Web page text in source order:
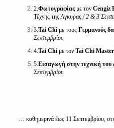
2.Φωτογραφίας με τον Cengiz
Τέχνης της Άγκυρας/ 2 & 3
3.Tai Chi με τους Γερμανούς
Σεπτεμβρίου
4.Tai Chi με τον Tai Chi
5.Εισαγωγή στην τεχνική
Σεπτεμβρίου
… καθημερινά έως 11 Σεπτεμβρίου,